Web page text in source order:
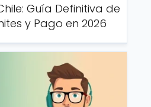
Guía Definitiva de
y Pago en 2026